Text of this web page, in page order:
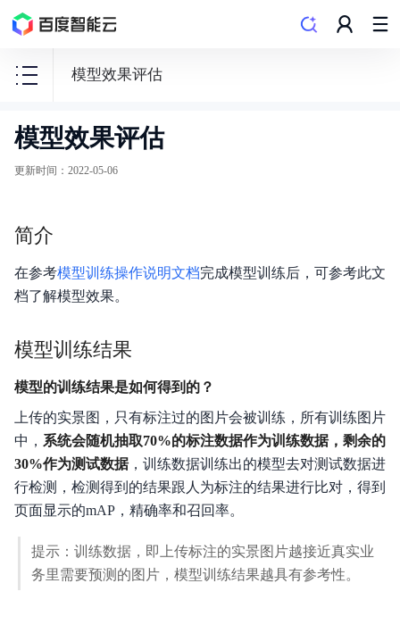
模型效果评估
EasyDL
零
AI
发
台
平台简介
新手指南
价格说明
EasyDL 图像使用说明
模型效果评估
更新时间 ： 2022-05-06
简介
在参考模型训练操作说明文档完成模型训练后，可参考此文
档了解模型效果。
模型训练结果
模型的训练结果是如何得到的？
上传的实景图，只有标注过的图片会被训练，所有训练图片
中， 系统会随机抽取70%的标注数据作为训练数据，剩余的
30%作为测试数据，训练数据训练出的模型去对测试数据进
行检测，检测得到的结果跟人为标注的结果进行比对，得到
页面显示的mAP，精确率和召回率。
提示：训练数据，即上传标注的实景图片越接近真实业
务里需要预测的图片，模型训练结果越具有参考性。